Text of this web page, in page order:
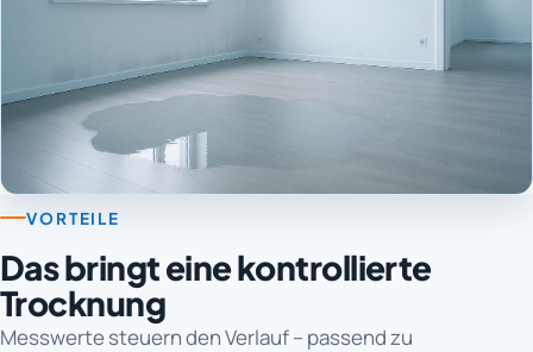
VORTEILE
Das bringt eine kontrollierte
Trocknung
Messwerte steuern den Verlauf – passend zu